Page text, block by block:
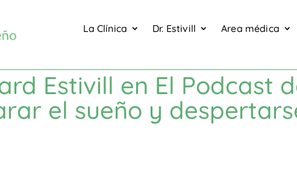
La Clínica Dr. Estivill Area médica
Estivill en El Podcast
el sueño y